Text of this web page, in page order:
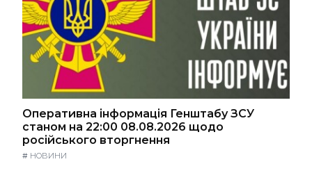
Оперативна інформація Генштабу ЗСУ
станом на 22:00 08.08.2026 щодо
російського вторгнення
# НОВИНИ